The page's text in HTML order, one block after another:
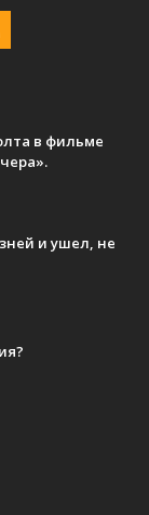
в фильме
и ушел, не